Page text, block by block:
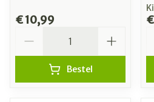
€ 10,99
Bestel